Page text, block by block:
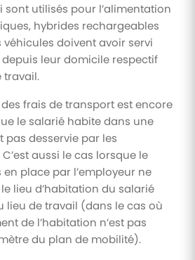
sont utilisés pour l’alimentation
hybrides rechargeables
doivent avoir servi
leur domicile respectif
travail.
frais de transport est encore
le salarié habite dans une
pas desservie par les
aussi le cas lorsque le
place par l’employeur ne
lieu d’habitation du salarié
lieu de travail (dans le cas où
de l’habitation n’est pas
du plan de mobilité).